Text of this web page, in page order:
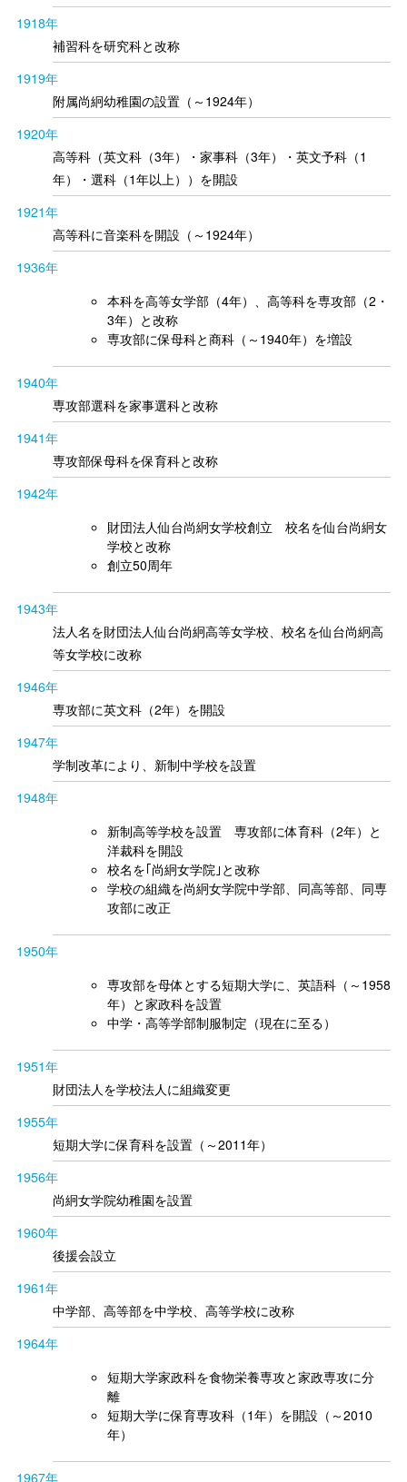
1918年
補習科を研究科と改称
1919年
附属尚絅幼稚園の設置（～1924年）
1920年
高等科（英文科（3年）・家事科（3年）・英文予科（1
年）・選科（1年以上））を開設
1921年
高等科に音楽科を開設（～1924年）
1936年
本科を高等女学部（4年）、高等科を専攻部（2・
3年）と改称
専攻部に保母科と商科（～1940年）を増設
1940年
専攻部選科を家事選科と改称
1941年
専攻部保母科を保育科と改称
1942年
財団法人仙台尚絅女学校創立 校名を仙台尚絅女
学校と改称
創立50周年
1943年
法人名を財団法人仙台尚絅高等女学校、校名を仙台尚絅高
等女学校に改称
1946年
専攻部に英文科（2年）を開設
1947年
学制改革により、新制中学校を設置
1948年
新制高等学校を設置 専攻部に体育科（2年）と
洋裁科を開設
校名を｢尚絅女学院｣と改称
学校の組織を尚絅女学院中学部、同高等部、同専
攻部に改正
1950年
専攻部を母体とする短期大学に、英語科（～1958
年）と家政科を設置
中学・高等学部制服制定（現在に至る）
1951年
財団法人を学校法人に組織変更
1955年
短期大学に保育科を設置（～2011年）
1956年
尚絅女学院幼稚園を設置
1960年
後援会設立
1961年
中学部、高等部を中学校、高等学校に改称
1964年
短期大学家政科を食物栄養専攻と家政専攻に分
離
短期大学に保育専攻科（1年）を開設（～2010
年）
1967年